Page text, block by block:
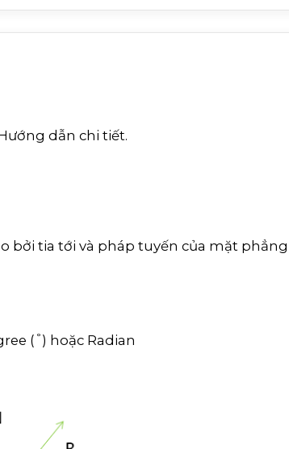
Hướng dẫn chi tiết.
bởi tia tới và pháp tuyến của mặt
(°) hoặc Radian